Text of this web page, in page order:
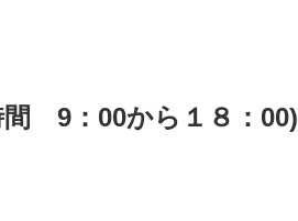
間 9：00から１８：00)